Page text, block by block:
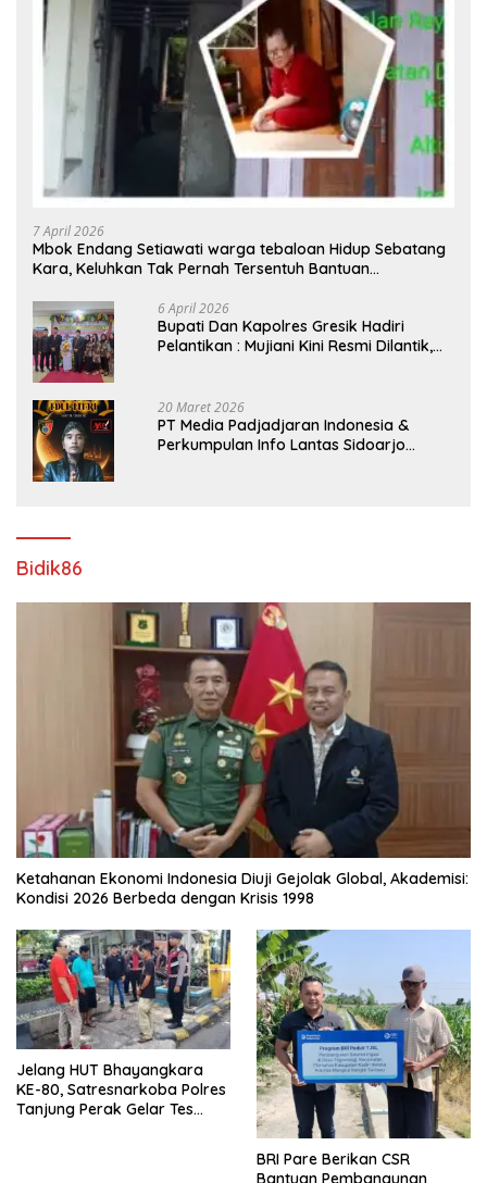
7 April 2026
Mbok Endang Setiawati warga tebaloan Hidup Sebatang
Kara, Keluhkan Tak Pernah Tersentuh Bantuan
6 April 2026
​Bupati Dan Kapolres Gresik Hadiri
Pelantikan : Mujiani Kini Resmi Dilantik,
20 Maret 2026
PT Media Padjadjaran Indonesia &
Perkumpulan Info Lantas Sidoarjo
Bidik86
Ketahanan Ekonomi Indonesia Diuji Gejolak Global, Akademisi:
Kondisi 2026 Berbeda dengan Krisis 1998
Jelang HUT Bhayangkara
KE-80, Satresnarkoba Polres
Tanjung Perak Gelar Tes
BRI Pare Berikan CSR